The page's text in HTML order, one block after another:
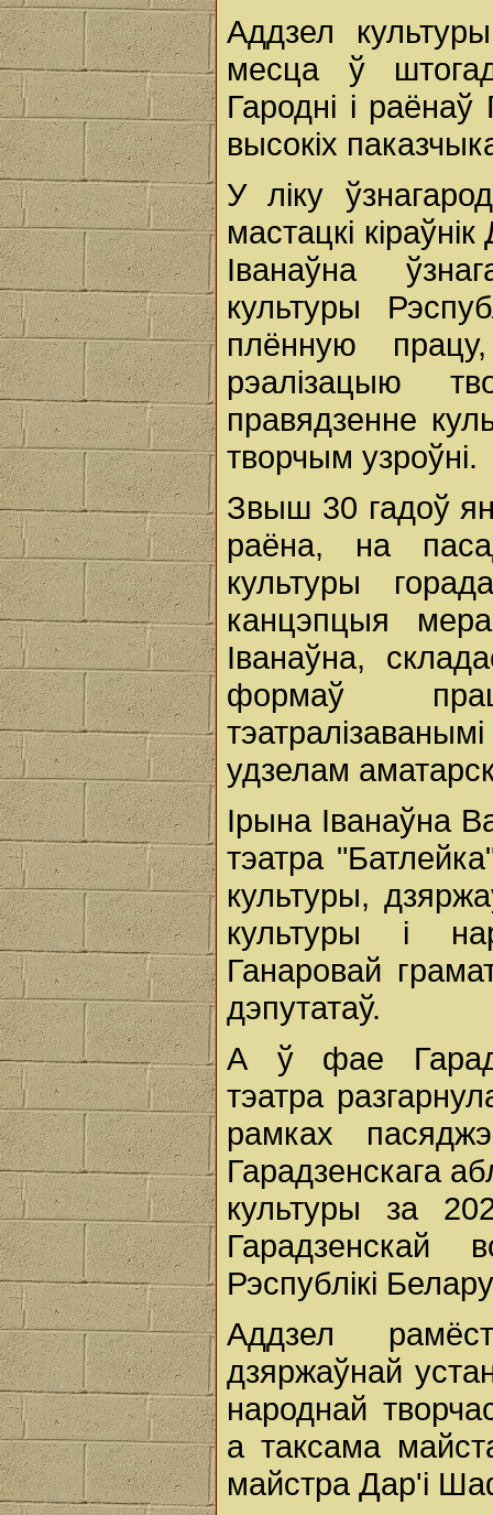
Аддзел
месца ў
Гародні і раёнаў
высокіх
У ліку
мастацкі
Іванаўна
культуры
плённую
рэалізацыю
правядзенне
творчым узроўні.
Звыш 30 гадоў
раёна, на
культуры
канцэпцыя
Іванаўна,
формаў
удзелам
Ірына Іванаўна
тэатра
культуры,
культуры і
Ганаровай
дэпутатаў.
А ў фае
тэатра
рамках
Гарадзенскага
культуры за
Гарадзенскай
Рэспублікі
Аддзел
дзяржаўнай
народнай
а таксама
майстра Дар'і